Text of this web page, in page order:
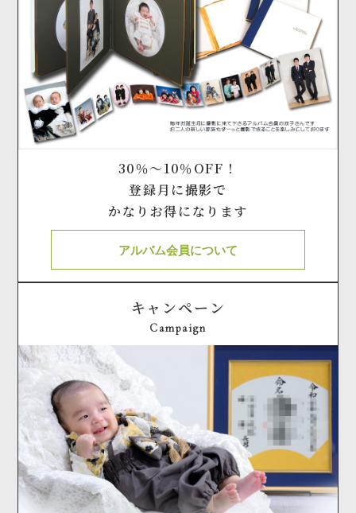
30％～10％OFF！
登録月に撮影で
かなりお得になります
アルバム会員について
キャンペーン
Campaign